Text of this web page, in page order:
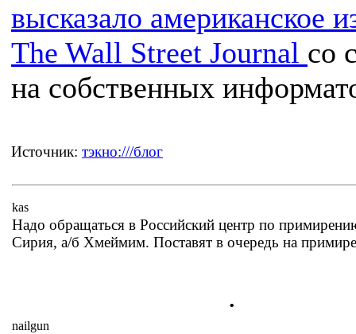
высказало американское
The Wall Street Journal со
на собственных
Источник: тэкно:///блог
kas
Надо обращаться в Российский центр по
Сирия, а/б Хмеймим. Поставят в очередь на
.
nailgun